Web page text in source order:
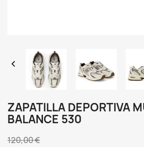

ZAPATILLA DEPORTIVA
BALANCE 530
120,00 €